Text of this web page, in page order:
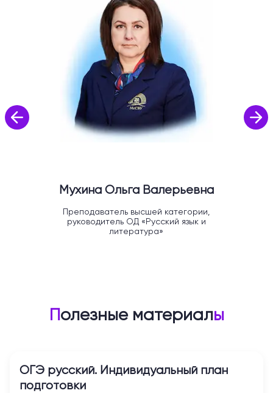
Мухина Ольга Валерьевна
Преподаватель высшей категории,
руководитель ОД «Русский язык и
литература»
Полезные материалы
ОГЭ русский. Индивидуальный план
подготовки